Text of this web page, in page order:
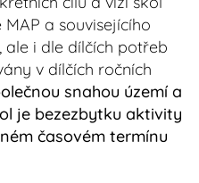
a souvisejícího
ale i dle dílčích potřeb
v dílčích ročních
snahou území a
je bezezbytku aktivity
časovém termínu